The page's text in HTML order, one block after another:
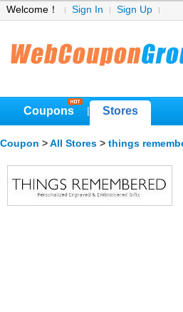
Welcome！ Sign In Sign Up
Coupons Stores
Coupon > All Stores > things